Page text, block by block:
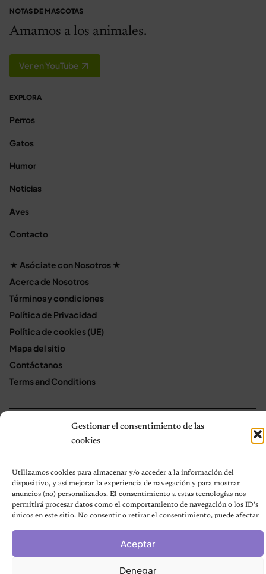
Gestionar el consentimiento de las
cookies
Utilizamos cookies para almacenar y/o acceder a la información del
dispositivo, y así mejorar la experiencia de navegación y para mostrar
anuncios (no) personalizados. El consentimiento a estas tecnologías nos
permitirá procesar datos como el comportamiento de navegación o los ID's
únicos en este sitio. No consentir o retirar el consentimiento, puede afectar
Aceptar
Denegar
NOTAS DE MASCOTAS
Amamos a los animales.
Ver en YouTube
EXPLORA
Perros
Gatos
Humor
Noticias
Aves
Contacto
★ Asóciate con Nosotros ★
Acerca de Nosotros
Términos y condiciones
Política de Privacidad
Política de cookies (UE)
Mapa del sitio
Contáctanos
Terms and Conditions
© 2026 Notas de Mascotas
Política de privacidad